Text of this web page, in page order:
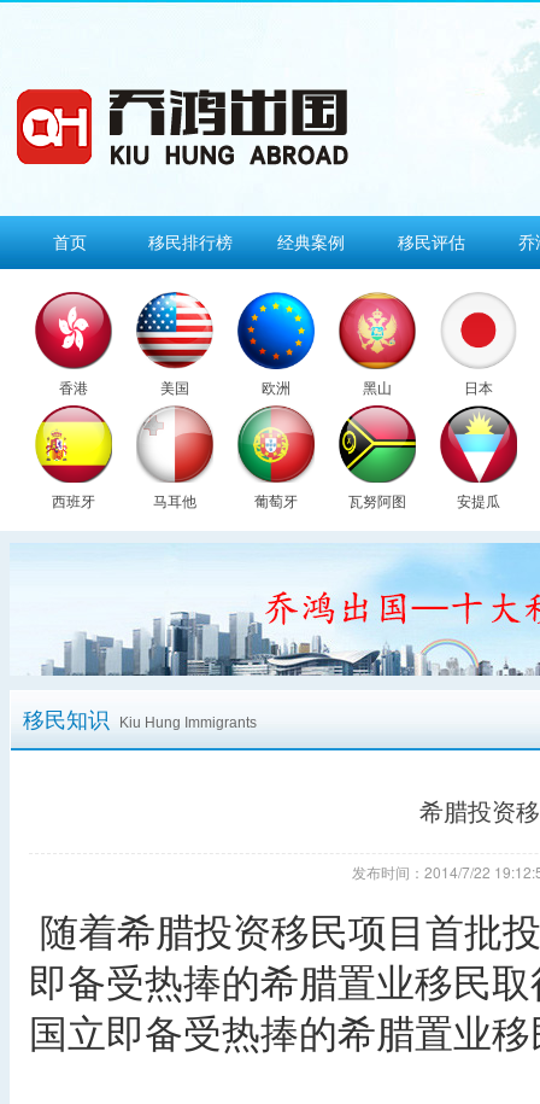
首页 移民排行榜 经典案例 移民评估 乔
香港 美国 欧洲 黑山 日本
西班牙 马耳他 葡萄牙 瓦努阿图 安提瓜
移民知识 Kiu Hung Immigrants
希腊投资
发布时间：2014/7/22
随着希腊投资移民项目首批
即备受热捧的希腊置业移民
国立即备受热捧的希腊置业